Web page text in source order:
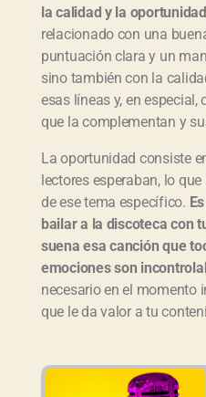
la calidad y la oportunidad
relacionado con una
puntuación clara y un
sino también con la
esas líneas y, en
que la complementan y
La oportunidad consiste
lectores esperaban, lo
de ese tema específico.
bailar a la discoteca con
suena esa canción que
emociones son
necesario en el momento
que le da valor a tu